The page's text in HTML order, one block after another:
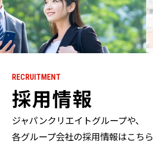
RECRUITMENT
採用情報
ジャパンクリエイトグループや、
各グループ会社の採用情報はこちら